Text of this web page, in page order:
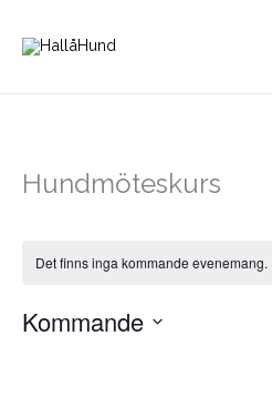
Hundmöteskurs
Det finns inga kommande evenemang.
Kommande